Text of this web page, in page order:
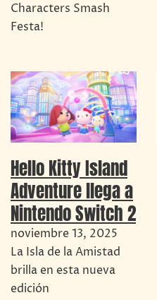
Characters Smash
Festa!
Hello Kitty Island
Adventure llega a
Nintendo Switch 2
noviembre 13, 2025
La Isla de la Amistad
brilla en esta nueva
edición